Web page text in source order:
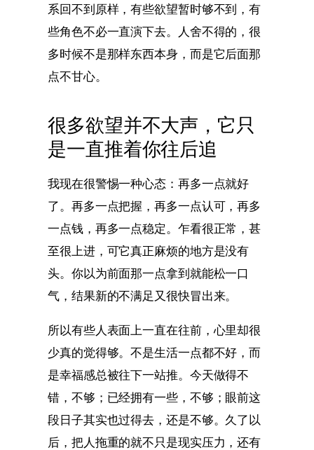
系回不到原样，有些欲望暂时够不到，有
些角色不必一直演下去。人舍不得的，很
多时候不是那样东西本身，而是它后面那
点不甘心。
很多欲望并不大声，它只
是一直推着你往后追
我现在很警惕一种心态：再多一点就好
了。再多一点把握，再多一点认可，再多
一点钱，再多一点稳定。乍看很正常，甚
至很上进，可它真正麻烦的地方是没有
头。你以为前面那一点拿到就能松一口
气，结果新的不满足又很快冒出来。
所以有些人表面上一直在往前，心里却很
少真的觉得够。不是生活一点都不好，而
是幸福感总被往下一站推。今天做得不
错，不够；已经拥有一些，不够；眼前这
段日子其实也过得去，还是不够。久了以
后，把人拖重的就不只是现实压力，还有